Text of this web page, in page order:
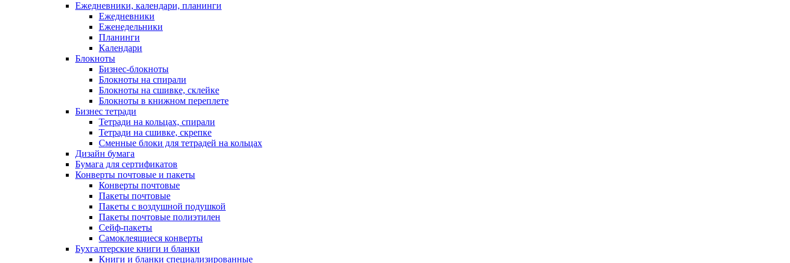
Ежедневники, календари, планинги
Ежедневники
Еженедельники
Планинги
Календари
Блокноты
Бизнес-блокноты
Блокноты на спирали
Блокноты на сшивке, склейке
Блокноты в книжном переплете
Бизнес тетради
Тетради на кольцах, спирали
Тетради на сшивке, скрепке
Сменные блоки для тетрадей на кольцах
Дизайн бумага
Бумага для сертификатов
Конверты почтовые и пакеты
Конверты почтовые
Пакеты почтовые
Пакеты с воздушной подушкой
Пакеты почтовые полиэтилен
Сейф-пакеты
Самоклеящиеся конверты
Бухгалтерские книги и бланки
Книги и бланки специализированные